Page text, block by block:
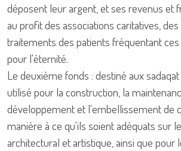
déposent leur argent, et ses revenus et
au profit des associations caritatives,
traitements des patients fréquentant
pour l'éternité.
Le deuxième fonds : destiné aux
utilisé pour la construction, la
développement et l'embellissement de
manière à ce qu'ils soient adéquats sur
architectural et artistique, ainsi que pour